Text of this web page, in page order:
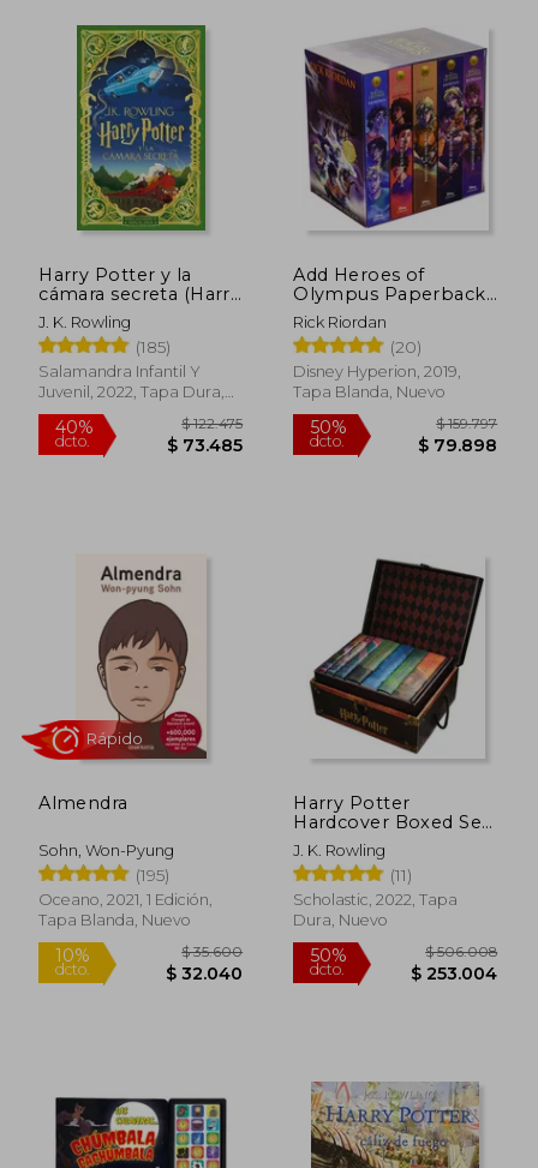
40% $ 221.372 50% $
Harry Potter y la
cámara secreta (Harry
Potter edición
MinaLima 2)
J. K. Rowling
(185)
Salamandra Infantil Y
Juvenil, 2022, Tapa Dura,
Nuevo
Add Heroes of
Olympus Paperback
Boxed Set, The-10th
Anniversary Edition to
bookshelf Add to
Bookshelf Heroes of
Olympus Paperback
Anniversary Edition
(en Inglés)
Rick Riordan
(20)
Disney Hyperion, 2019,
Tapa Blanda, Nuevo
50%
Almendra
Sohn, Won-Pyung
(195)
Oceano, 2021, 1 Edición,
Tapa Blanda, Nuevo
Harry Potter
Hardcover Boxed Set
(en Inglés)
J. K. Rowling
(11)
Scholastic, 2022, Tapa
Dura, Nuevo